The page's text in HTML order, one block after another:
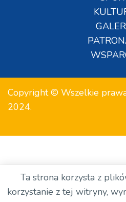
Copyright © Wszelkie
2024.
Ta strona korzysta z
korzystanie z tej witryny,